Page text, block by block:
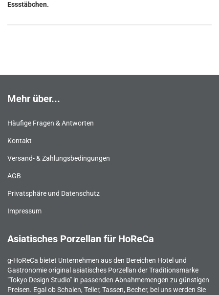
Essstäbchen.
Mehr über...
Häufige Fragen & Antworten
Kontakt
Versand- & Zahlungsbedingungen
AGB
Privatsphäre und Datenschutz
Impressum
Asiatisches Porzellan für HoReCa
g-HoReCa bietet Unternehmen aus den Bereichen Hotel und
Gastronomie original asiatisches Porzellan der Traditionsmarke
"Tokyo Design Studio" in passenden Abnahmemengen zu günstigen
Preisen. Egal ob Schalen, Teller, Tassen, Becher, bei uns werden Sie